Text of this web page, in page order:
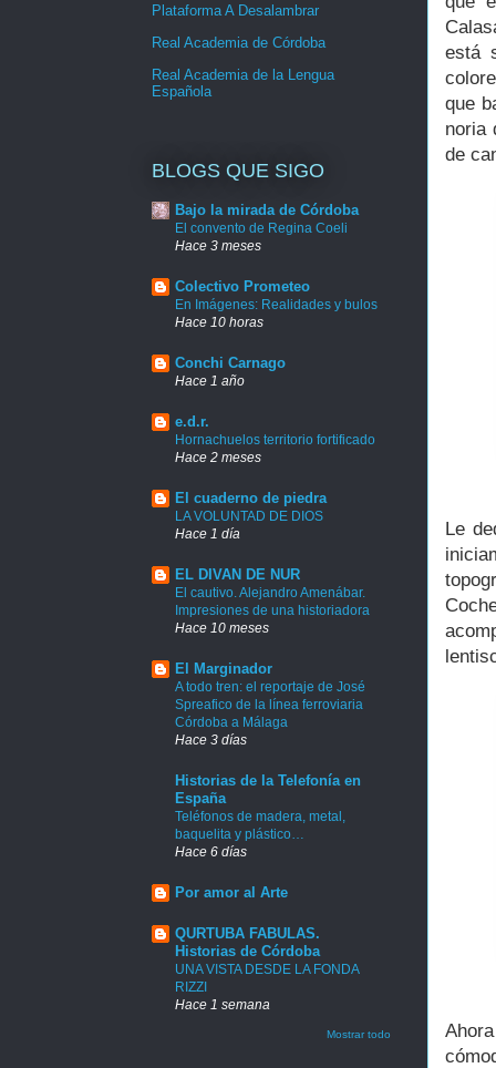
está
que
noria
de
Le
Plataforma A Desalambrar
Real Academia de Córdoba
Real Academia de la Lengua
Española
BLOGS QUE SIGO
Bajo la mirada de Córdoba
El convento de Regina Coeli
Hace 3 meses
Colectivo Prometeo
En Imágenes: Realidades y bulos
Hace 10 horas
Conchi Carnago
Hace 1 año
e.d.r.
Hornachuelos territorio fortificado
Hace 2 meses
El cuaderno de piedra
LA VOLUNTAD DE DIOS
Hace 1 día
EL DIVAN DE NUR
El cautivo. Alejandro Amenábar.
Impresiones de una historiadora
Hace 10 meses
El Marginador
A todo tren: el reportaje de José
Spreafico de la línea ferroviaria
Córdoba a Málaga
Hace 3 días
Historias de la Telefonía en
España
Teléfonos de madera, metal,
baquelita y plástico…
Hace 6 días
Por amor al Arte
QURTUBA FABULAS.
Historias de Córdoba
UNA VISTA DESDE LA FONDA
RIZZI
Hace 1 semana
Mostrar todo